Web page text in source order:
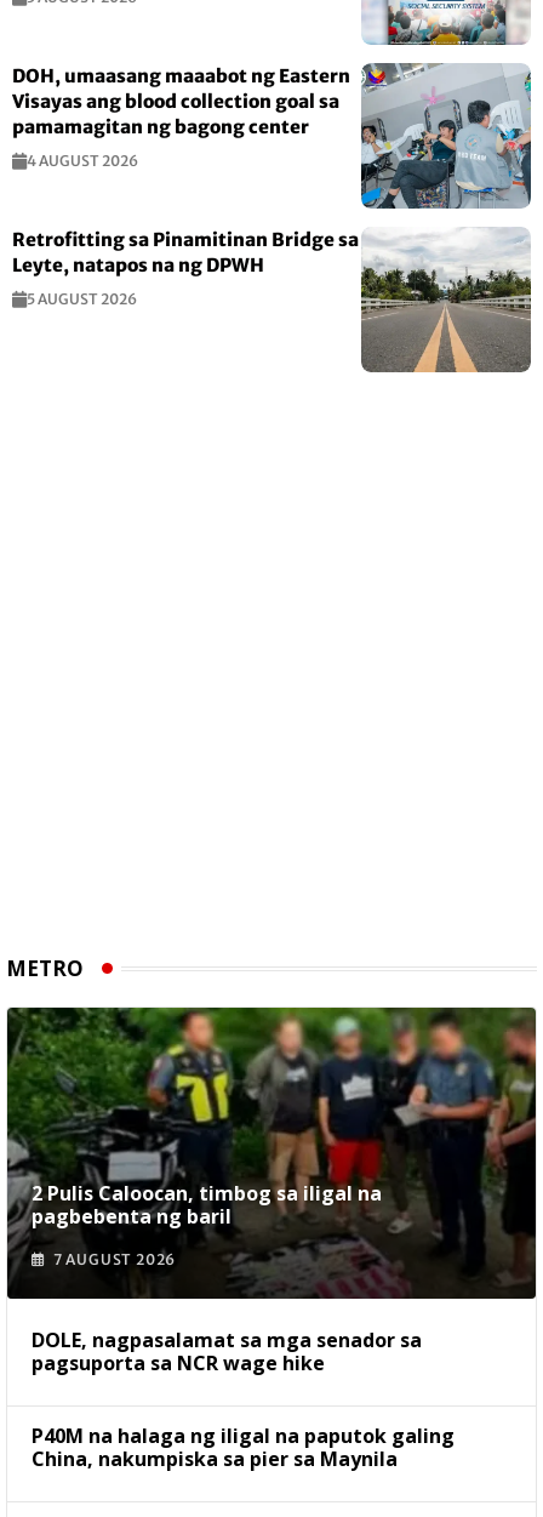
DOH, umaasang maaabot ng Eastern
Visayas ang blood collection goal sa
pamamagitan ng bagong center
4 AUGUST 2026
Retrofitting sa Pinamitinan Bridge sa
Leyte, natapos na ng DPWH
5 AUGUST 2026
METRO
2 Pulis Caloocan, timbog sa iligal na
pagbebenta ng baril
7 AUGUST 2026
DOLE, nagpasalamat sa mga senador sa
pagsuporta sa NCR wage hike
P40M na halaga ng iligal na paputok galing
China, nakumpiska sa pier sa Maynila